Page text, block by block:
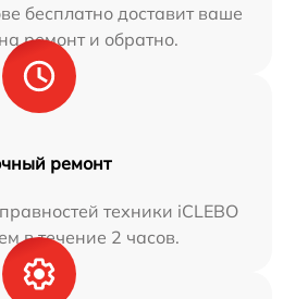
бесплатно доставит ваше
ремонт и обратно.
ремонт
техники iCLEBO
в течение 2 часов.